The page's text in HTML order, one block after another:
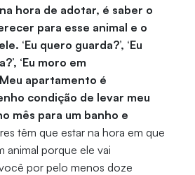
hora de adotar, é saber o
para esse animal e o
‘Eu quero guarda?’, ‘Eu
‘Eu moro em
apartamento é
condição de levar meu
mês para um banho e
têm que estar na hora em que
animal porque ele vai
por pelo menos doze